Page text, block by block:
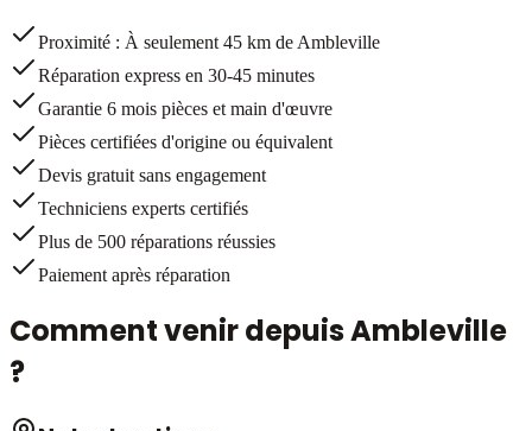
Proximité : À seulement 45 km de Ambleville
Réparation express en 30-45 minutes
Garantie 6 mois pièces et main d'œuvre
Pièces certifiées d'origine ou équivalent
Devis gratuit sans engagement
Techniciens experts certifiés
Plus de 500 réparations réussies
Paiement après réparation
Comment venir depuisAmbleville
?